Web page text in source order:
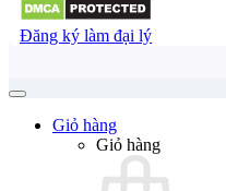
Đăng ký làm đại lý
Giỏ hàng
Giỏ hàng